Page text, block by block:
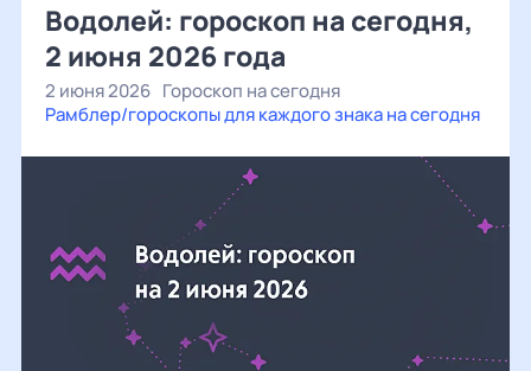
Водолей: гороскоп на сегодня,
2 июня 2026 года
2 июня 2026 Гороскоп на сегодня
Рамблер/гороскопы для каждого знака на сегодня